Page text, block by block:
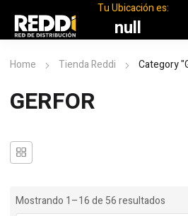
Tu Ubicación es:
null
Home Tienda Reddi Category
GERFOR
Mostrando 1–16 de 56 resultados